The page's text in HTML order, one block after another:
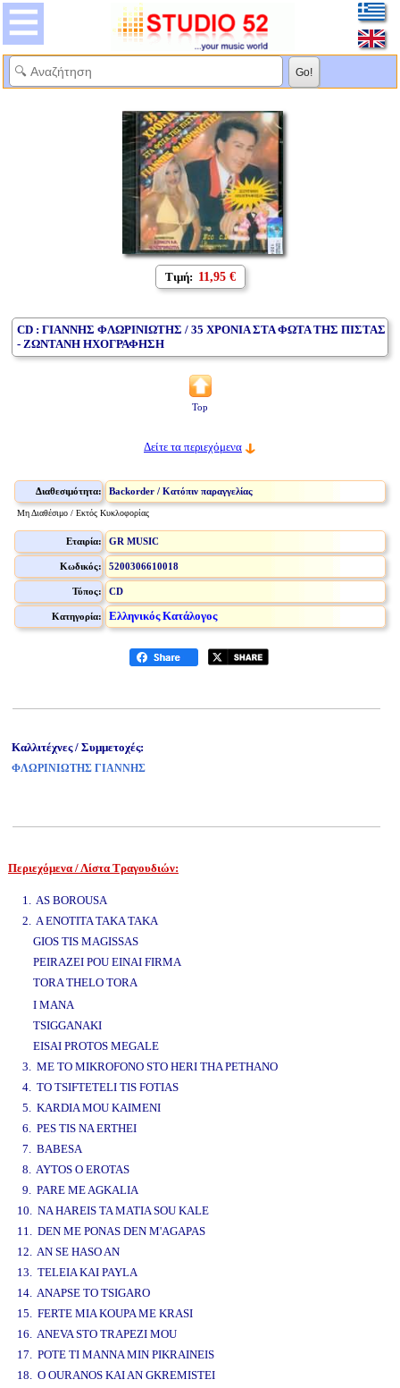
Τιμή: 11,95 €
CD : ΓΙΑΝΝΗΣ ΦΛΩΡΙΝΙΩΤΗΣ / 35 ΧΡΟΝΙΑ ΣΤΑ ΦΩΤΑ ΤΗΣ ΠΙΣΤΑΣ
- ΖΩΝΤΑΝΗ ΗΧΟΓΡΑΦΗΣΗ
Top
Δείτε τα περιεχόμενα
Διαθεσιμότητα: Backorder / Κατόπιν παραγγελίας
Μη Διαθέσιμο / Εκτός Κυκλοφορίας
Εταιρία: GR MUSIC
Κωδικός: 5200306610018
Τύπος: CD
Κατηγορία: Ελληνικός Κατάλογος
Καλλιτέχνες / Συμμετοχές:
ΦΛΩΡΙΝΙΩΤΗΣ ΓΙΑΝΝΗΣ
Περιεχόμενα / Λίστα Τραγουδιών:
1. AS BOROUSA
2. A ENOTITA TAKA TAKA
GIOS TIS MAGISSAS
PEIRAZEI POU EINAI FIRMA
TORA THELO TORA
I MANA
TSIGGANAKI
EISAI PROTOS MEGALE
3. ME TO MIKROFONO STO HERI THA PETHANO
4. TO TSIFTETELI TIS FOTIAS
5. KARDIA MOU KAIMENI
6. PES TIS NA ERTHEI
7. BABESA
8. AYTOS O EROTAS
9. PARE ME AGKALIA
10. NA HAREIS TA MATIA SOU KALE
11. DEN ME PONAS DEN M'AGAPAS
12. AN SE HASO AN
13. TELEIA KAI PAYLA
14. ANAPSE TO TSIGARO
15. FERTE MIA KOUPA ME KRASI
16. ANEVA STO TRAPEZI MOU
17. POTE TI MANNA MIN PIKRAINEIS
18. O OURANOS KAI AN GKREMISTEI